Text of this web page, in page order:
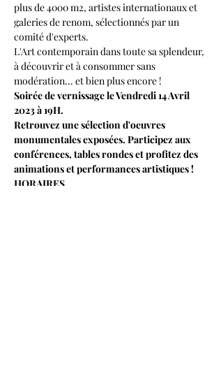
plus de 4000 m2, artistes internationaux et
galeries de renom, sélectionnés par un
comité d'experts.
L'Art contemporain dans toute sa splendeur,
à découvrir et à consommer sans
modération... et bien plus encore !
Soirée de vernissage le Vendredi 14 Avril
2023 à 19H.
Retrouvez une sélection d'oeuvres
monumentales exposées. Participez aux
conférences, tables rondes et profitez des
animations et performances artistiques !
HORAIRES